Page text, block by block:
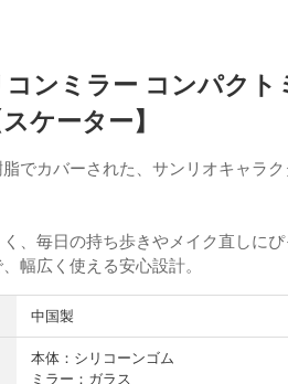
ンミラー コンパクト
ケーター】
でカバーされた、サンリオキャラ
、毎日の持ち歩きやメイク直しにぴ
幅広く使える安心設計。
中国製
本体：シリコーンゴム
ミラー：ガラス